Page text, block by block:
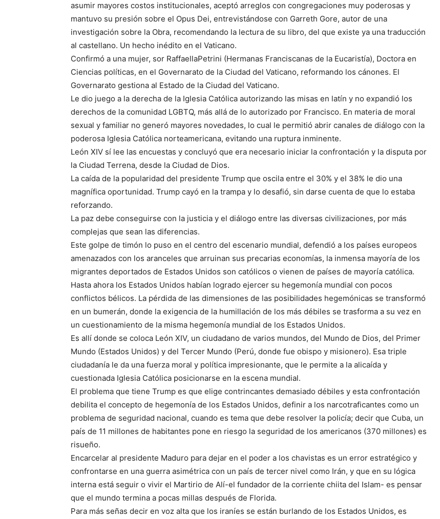
asumir mayores costos institucionales, aceptó arreglos con congregaciones muy poderosas y
mantuvo su presión sobre el Opus Dei, entrevistándose con Garreth Gore, autor de una
investigación sobre la Obra, recomendando la lectura de su libro, del que existe ya una traducción
al castellano. Un hecho inédito en el Vaticano.
Confirmó a una mujer, sor RaffaellaPetrini (Hermanas Franciscanas de la Eucaristía), Doctora en
Ciencias políticas, en el Governarato de la Ciudad del Vaticano, reformando los cánones. El
Governarato gestiona al Estado de la Ciudad del Vaticano.
Le dio juego a la derecha de la Iglesia Católica autorizando las misas en latín y no expandió los
derechos de la comunidad LGBTQ, más allá de lo autorizado por Francisco. En materia de moral
sexual y familiar no generó mayores novedades, lo cual le permitió abrir canales de diálogo con la
poderosa Iglesia Católica norteamericana, evitando una ruptura inminente.
León XIV sí lee las encuestas y concluyó que era necesario iniciar la confrontación y la disputa por
la Ciudad Terrena, desde la Ciudad de Dios.
La caída de la popularidad del presidente Trump que oscila entre el 30% y el 38% le dio una
magnífica oportunidad. Trump cayó en la trampa y lo desafió, sin darse cuenta de que lo estaba
reforzando.
La paz debe conseguirse con la justicia y el diálogo entre las diversas civilizaciones, por más
complejas que sean las diferencias.
Este golpe de timón lo puso en el centro del escenario mundial, defendió a los países europeos
amenazados con los aranceles que arruinan sus precarias economías, la inmensa mayoría de los
migrantes deportados de Estados Unidos son católicos o vienen de países de mayoría católica.
Hasta ahora los Estados Unidos habían logrado ejercer su hegemonía mundial con pocos
conflictos bélicos. La pérdida de las dimensiones de las posibilidades hegemónicas se transformó
en un bumerán, donde la exigencia de la humillación de los más débiles se trasforma a su vez en
un cuestionamiento de la misma hegemonía mundial de los Estados Unidos.
Es allí donde se coloca León XIV, un ciudadano de varios mundos, del Mundo de Dios, del Primer
Mundo (Estados Unidos) y del Tercer Mundo (Perú, donde fue obispo y misionero). Esa triple
ciudadanía le da una fuerza moral y política impresionante, que le permite a la alicaída y
cuestionada Iglesia Católica posicionarse en la escena mundial.
El problema que tiene Trump es que elige contrincantes demasiado débiles y esta confrontación
debilita el concepto de hegemonía de los Estados Unidos, definir a los narcotraficantes como un
problema de seguridad nacional, cuando es tema que debe resolver la policía; decir que Cuba, un
país de 11 millones de habitantes pone en riesgo la seguridad de los americanos (370 millones) es
risueño.
Encarcelar al presidente Maduro para dejar en el poder a los chavistas es un error estratégico y
confrontarse en una guerra asimétrica con un país de tercer nivel como Irán, y que en su lógica
interna está seguir o vivir el Martirio de Alí-el fundador de la corriente chiita del Islam- es pensar
que el mundo termina a pocas millas después de Florida.
Para más señas decir en voz alta que los iraníes se están burlando de los Estados Unidos, es